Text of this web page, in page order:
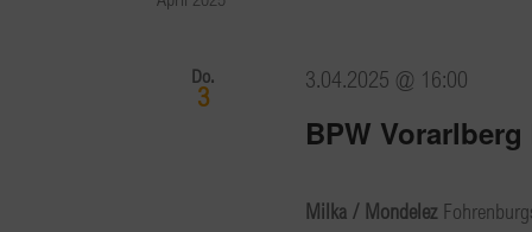
Do.
3
BPW
3.04.2025 @ 16:00
Milka / Mondelez